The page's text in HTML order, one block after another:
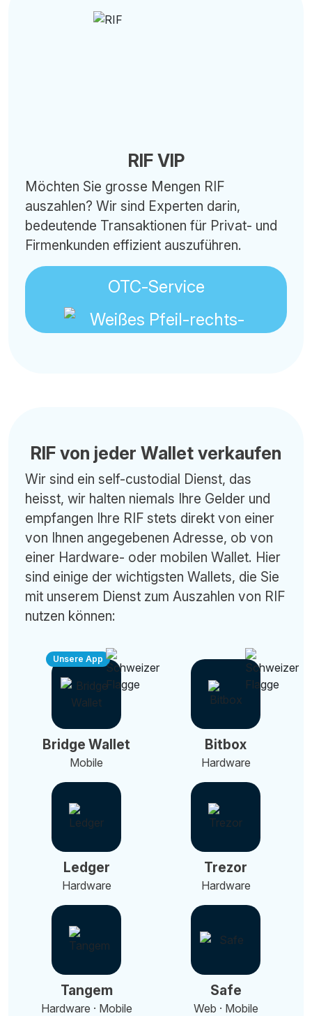
RIF VIP
Möchten Sie grosse Mengen RIF
auszahlen? Wir sind Experten darin,
bedeutende Transaktionen für Privat- und
Firmenkunden effizient auszuführen.
OTC-Service
RIF von jeder Wallet verkaufen
Wir sind ein self-custodial Dienst, das
heisst, wir halten niemals Ihre Gelder und
empfangen Ihre RIF stets direkt von einer
von Ihnen angegebenen Adresse, ob von
einer Hardware- oder mobilen Wallet. Hier
sind einige der wichtigsten Wallets, die Sie
mit unserem Dienst zum Auszahlen von RIF
nutzen können:
Unsere App
Bridge Wallet
Mobile
Bitbox
Hardware
Ledger
Hardware
Trezor
Hardware
Tangem
Hardware · Mobile
Safe
Web · Mobile